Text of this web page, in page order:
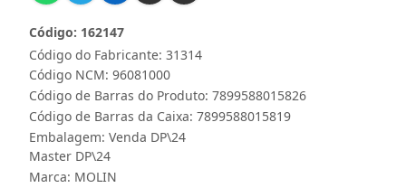
Código do Fabricante: 31314
Código: 162147
Código NCM: 96081000
Código de Barras do Produto: 7899588015826
Código de Barras da Caixa: 7899588015819
Embalagem: Venda DP\24
Master DP\24
Marca: MOLIN